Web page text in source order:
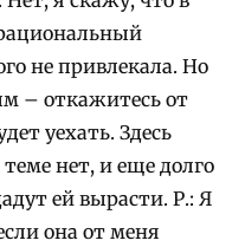
не привлекала. Но
– откажитесь от
уехать. Здесь
нет, и еще долго
ей вырасти. Р.: Я
она от меня